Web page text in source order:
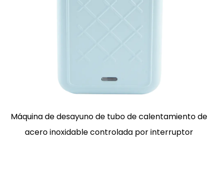
Máquina de desayuno de tubo de calentamiento de
acero inoxidable controlada por interruptor